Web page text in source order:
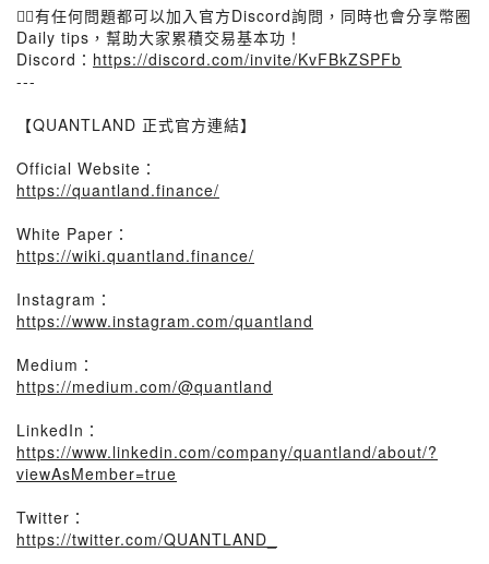
👉🏻有任何問題都可以加入官方Discord詢問，同時也會分享幣圈
Daily tips，幫助大家累積交易基本功！
Discord： https://discord.com/invite/KvFBkZSPFb
---
【QUANTLAND 正式官方連結】
Official Website：
https://quantland.finance/
White Paper：
https://wiki.quantland.finance/
Instagram：
https://www.instagram.com/quantland
Medium：
https://medium.com/@quantland
LinkedIn：
https://www.linkedin.com/company/quantland/about/?
viewAsMember=true
Twitter：
https://twitter.com/QUANTLAND_